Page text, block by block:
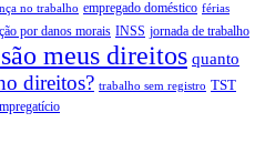
no trabalho empregado doméstico férias
por danos morais INSS jornada de trabalho
meus direitos quanto
direitos? trabalho sem registro TST